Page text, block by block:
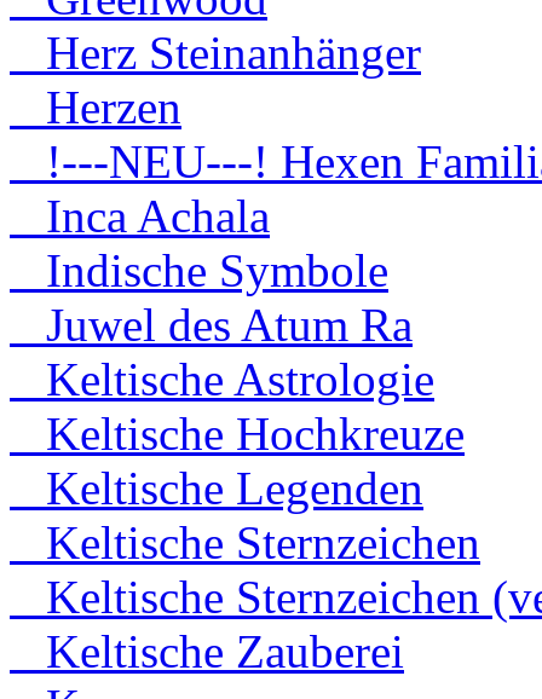
Herz Steinanhänger
Herzen
!---NEU---! Hexen
Inca Achala
Indische Symbole
Juwel des Atum Ra
Keltische Astrologie
Keltische Hochkreuze
Keltische Legenden
Keltische Sternzeichen
Keltische Sternzeichen
Keltische Zauberei